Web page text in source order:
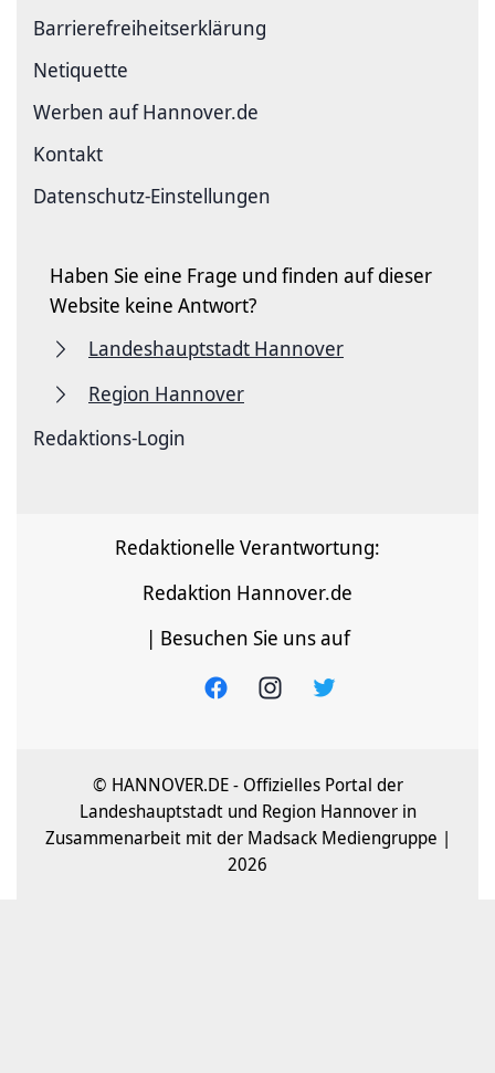
Barriere­freiheits­erklärung
Netiquette
Werben auf Hannover.de
Kontakt
Datenschutz-Einstellungen
Haben Sie eine Frage und finden auf dieser
Website keine Antwort?
Landeshauptstadt Hannover
Region Hannover
Redaktions-Login
Redaktionelle Verantwortung:
Redaktion Hannover.de
| Besuchen Sie uns auf
© HANNOVER.DE - Offizielles Portal der
Landeshauptstadt und Region Hannover in
Zusammenarbeit mit der Madsack Mediengruppe |
2026